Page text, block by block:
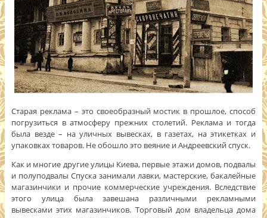
Старая реклама – это своеобразный мостик в прошлое, способ
погрузиться в атмосферу прежних столетий. Реклама и тогда
была везде – на уличных вывесках, в газетах, на этикетках и
упаковках товаров. Не обошло это веяние и Андреевский спуск.
Как и многие другие улицы Киева, первые этажи домов, подвалы
и полуподвалы Спуска занимали лавки, мастерские, бакалейные
магазинчики и прочие коммерческие учреждения. Вследствие
этого улица была завешана различными рекламными
вывесками этих магазинчиков. Торговый дом владельца дома